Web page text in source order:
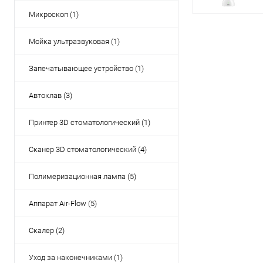
Микроскоп (1)
Мойка ультразвуковая (1)
Запечатывающее устройство (1)
Автоклав (3)
Принтер 3D стоматологический (1)
Сканер 3D стоматологический (4)
Полимеризационная лампа (5)
Аппарат Air-Flow (5)
Скалер (2)
Уход за наконечниками (1)